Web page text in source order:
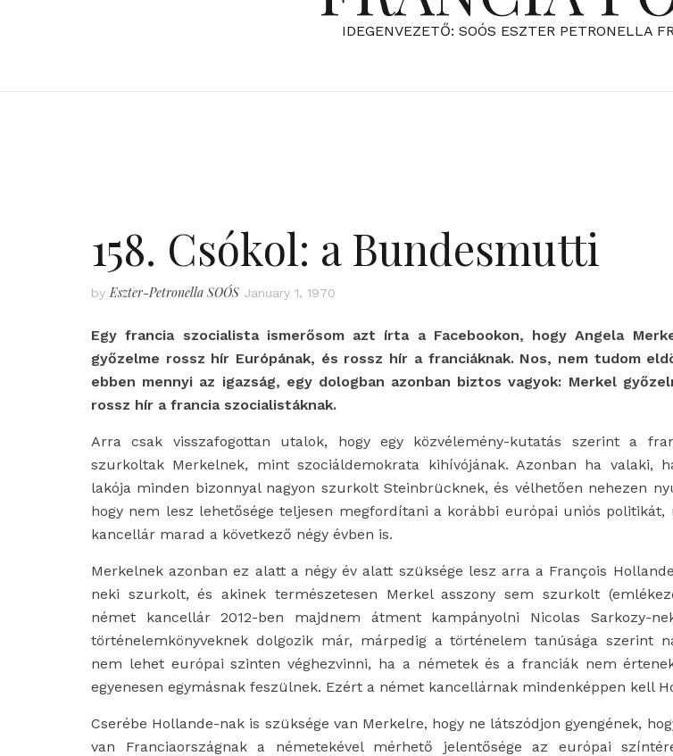
IDEGENVEZETŐ: SOÓS ESZTER PETRONELLA
158. Csókol: a Bundesmutti
by Eszter-Petronella SOÓS January 1, 1970
Egy francia szocialista ismerősom azt írta a Facebookon, hogy Angela
győzelme rossz hír Európának, és rossz hír a franciáknak. Nos, nem tudom
ebben mennyi az igazság, egy dologban azonban biztos vagyok: Merkel
rossz hír a francia szocialistáknak.
Arra csak visszafogottan utalok, hogy egy közvélemény-kutatás szerint a
szurkoltak Merkelnek, mint szociáldemokrata kihívójának. Azonban ha valaki,
lakója minden bizonnyal nagyon szurkolt Steinbrücknek, és vélhetően nehezen
hogy nem lesz lehetősége teljesen megfordítani a korábbi európai uniós politikát,
kancellár marad a következő négy évben is.
Merkelnek azonban ez alatt a négy év alatt szüksége lesz arra a François
neki szurkolt, és akinek természetesen Merkel asszony sem szurkolt
német kancellár 2012-ben majdnem átment kampányolni Nicolas Sarkozy-
történelemkönyveknek dolgozik már, márpedig a történelem tanúsága szerint
nem lehet európai szinten véghezvinni, ha a németek és a franciák nem
egyenesen egymásnak feszülnek. Ezért a német kancellárnak mindenképpen kell
Cserébe Hollande-nak is szüksége van Merkelre, hogy ne látszódjon gyengének,
van Franciaországnak a németekével mérhető jelentősége az európai